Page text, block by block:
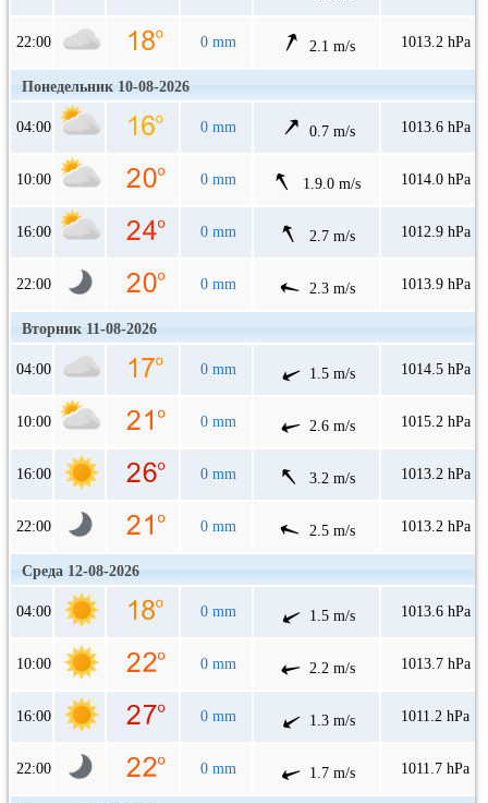
22:00 0 mm 2.1 m/s 1013.2 hPa
Понедельник 10-08-2026
04:00 0 mm 0.7 m/s 1013.6 hPa
10:00 0 mm 1.9.0 m/s 1014.0 hPa
16:00 0 mm 2.7 m/s 1012.9 hPa
22:00 0 mm 2.3 m/s 1013.9 hPa
Вторник 11-08-2026
04:00 0 mm 1.5 m/s 1014.5 hPa
10:00 0 mm 2.6 m/s 1015.2 hPa
16:00 0 mm 3.2 m/s 1013.2 hPa
22:00 0 mm 2.5 m/s 1013.2 hPa
Среда 12-08-2026
04:00 0 mm 1.5 m/s 1013.6 hPa
10:00 0 mm 2.2 m/s 1013.7 hPa
16:00 0 mm 1.3 m/s 1011.2 hPa
22:00 0 mm 1.7 m/s 1011.7 hPa